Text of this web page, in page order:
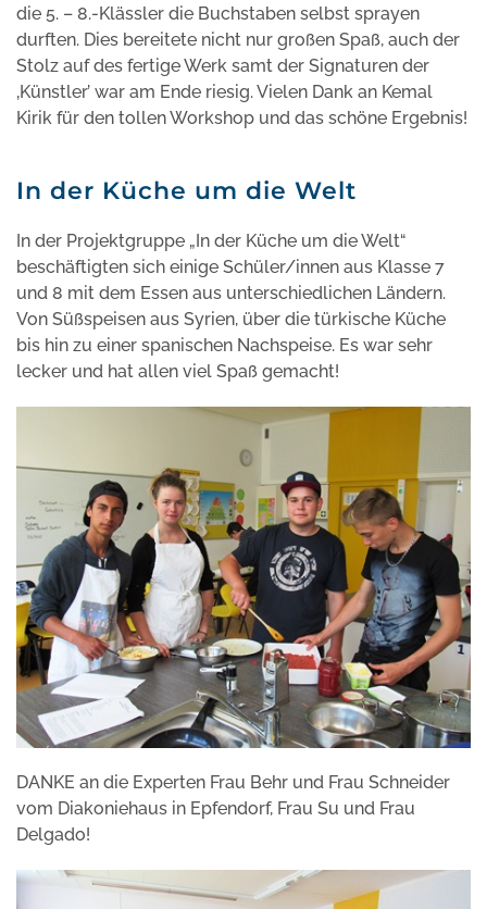
die 5. – 8.-Klässler die Buchstaben selbst sprayen
durften. Dies bereitete nicht nur großen Spaß, auch der
Stolz auf des fertige Werk samt der Signaturen der
‚Künstler’ war am Ende riesig. Vielen Dank an Kemal
Kirik für den tollen Workshop und das schöne Ergebnis!
In der Küche um die Welt
In der Projektgruppe „In der Küche um die Welt“
beschäftigten sich einige Schüler/innen aus Klasse 7
und 8 mit dem Essen aus unterschiedlichen Ländern.
Von Süßspeisen aus Syrien, über die türkische Küche
bis hin zu einer spanischen Nachspeise. Es war sehr
lecker und hat allen viel Spaß gemacht!
DANKE an die Experten Frau Behr und Frau Schneider
vom Diakoniehaus in Epfendorf, Frau Su und Frau
Delgado!